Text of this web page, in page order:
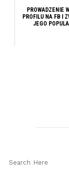
PROWADZENIE
PROFILU NA FB I
JEGO